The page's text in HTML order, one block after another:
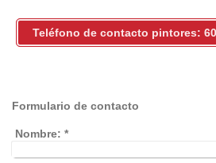
Teléfono de contacto pintores:
Formulario de contacto
Nombre: *